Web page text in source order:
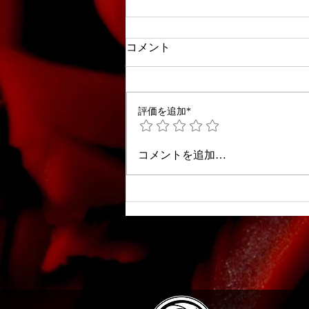
初心者向け和菓子道具の選び
方と使い方
コメント
評価を追加*
コメントを追加…